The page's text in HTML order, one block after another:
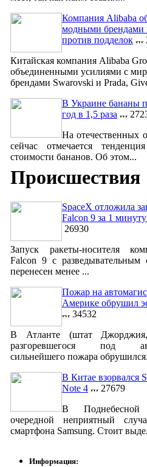
Компания Alibaba
модными брендами
против подделок
Китайская компания Alibaba
объединенными усилиями с
брендами Swarovski и Prada,
В Украине бананы
год в 1,5 раза
На отечественных
сейчас отмечается
стоимости бананов. Об этом...
Происшествия
SpaceX отложила
Falcon 9 за 1 минуту
26930
Запуск ракеты-носителя
Falcon 9 с разведывательным
перенесен менее ...
Пожар на
Америке обрушил
34532
В Атланте (штат
разгоревшегося под
сильнейшего пожара
В Китае взорвался
Note 4
27679
В Поднебесной
очередной неприятный
смартфона Samsung. Стоит
Информация: